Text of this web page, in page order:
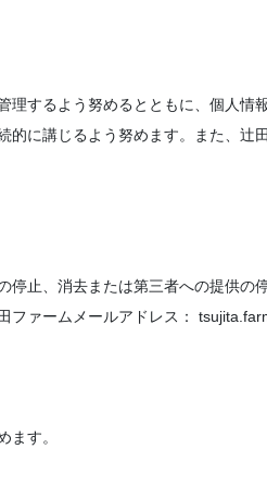
するよう努めるとともに、個人情
に講じるよう努めます。また、辻
止、消去または第三者への提供の
ファームメールアドレス：
ます。